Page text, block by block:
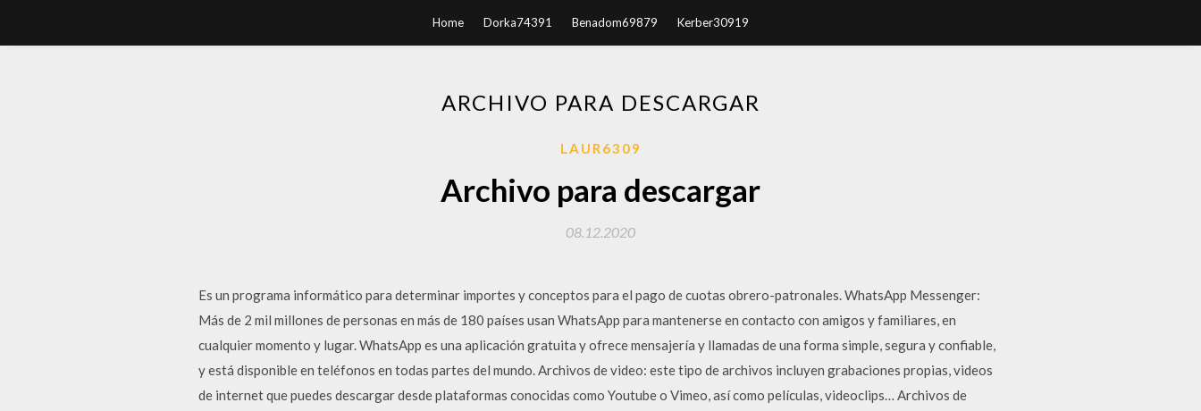
Home Dorka74391 Benadom69879 Kerber30919
ARCHIVO PARA DESCARGAR
LAUR6309
Archivo para descargar
08.12.2020
Es un programa informático para determinar importes y conceptos para el pago de cuotas obrero-patronales. WhatsApp Messenger:
Más de 2 mil millones de personas en más de 180 países usan WhatsApp para mantenerse en contacto con amigos y familiares, en
cualquier momento y lugar. WhatsApp es una aplicación gratuita y ofrece mensajería y llamadas de una forma simple, segura y confiable,
y está disponible en teléfonos en todas partes del mundo. Archivos de video: este tipo de archivos incluyen grabaciones propias, videos
de internet que puedes descargar desde plataformas conocidas como Youtube o Vimeo, así como películas, videoclips… Archivos de